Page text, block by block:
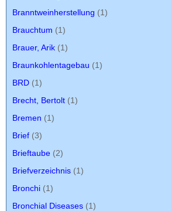
Branntweinherstellung (1)
Brauchtum (1)
Brauer, Arik (1)
Braunkohlentagebau (1)
BRD (1)
Brecht, Bertolt (1)
Bremen (1)
Brief (3)
Brieftaube (2)
Briefverzeichnis (1)
Bronchi (1)
Bronchial Diseases (1)